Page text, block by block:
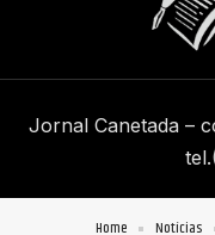
Jornal Canetada –
Home Notícias